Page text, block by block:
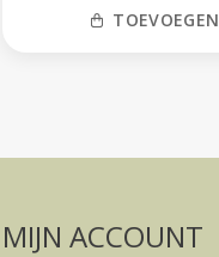
TOEVOEGEN
MIJN ACCOUNT